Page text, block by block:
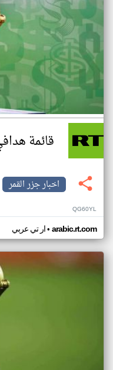
قائمة
اخبار جزر القمر
QG60YL
ار تي عربي• arabic.rt.com